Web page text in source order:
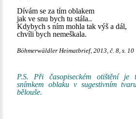
Dívám se za tím oblakem
jak ve snu bych tu stála..
Kdybych s ním mohla tak výš a dál,
chvíli bych nemeškala.
Böhmerwäldler Heimatbrief, 2013, č. 8, s. 10
P.S. Při časopiseckém otištění je
snímkem oblaku v sugestivním
bělouše.